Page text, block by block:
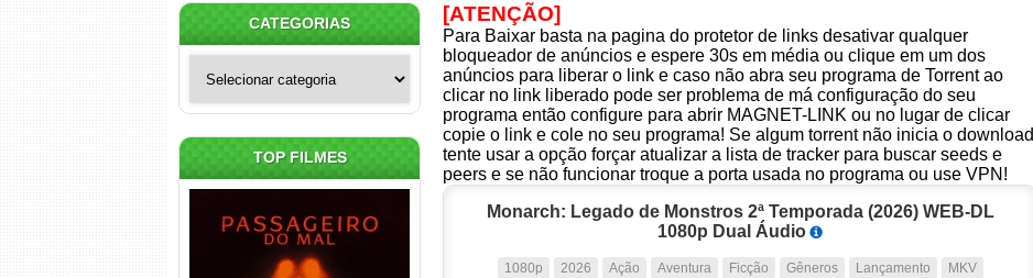
[ATENÇÃO]
Para Baixar basta na pagina do protetor de links desativar qualquer
bloqueador de anúncios e espere 30s em média ou clique em um dos
anúncios para liberar o link e caso não abra seu programa de Torrent ao
clicar no link liberado pode ser problema de má configuração do seu
programa então configure para abrir MAGNET-LINK ou no lugar de clicar
copie o link e cole no seu programa! Se algum torrent não inicia o download
tente usar a opção forçar atualizar a lista de tracker para buscar seeds e
peers e se não funcionar troque a porta usada no programa ou use VPN!
Monarch: Legado de Monstros 2ª Temporada (2026) WEB-DL
1080p Dual Áudio
1080p 2026 Ação Aventura Ficção Gêneros Lançamento
MKV
CATEGORIAS
TOP FILMES